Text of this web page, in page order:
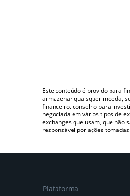
Este conteúdo é provido para
armazenar quaisquer moeda,
financeiro, conselho para
negociada em vários tipos de
exchanges que usam, que não
responsável por ações
Plataforma